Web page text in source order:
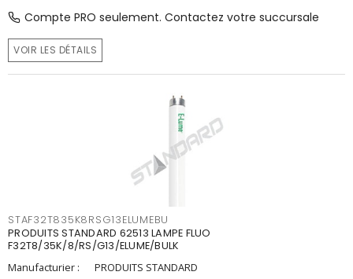
Compte PRO seulement. Contactez votre succursale
VOIR LES DÉTAILS
STAF32T835K8RSG13ELUMEBU
PRODUITS STANDARD 62513 LAMPE FLUO
F32T8/35K/8/RS/G13/ELUME/BULK
Manufacturier :
PRODUITS STANDARD